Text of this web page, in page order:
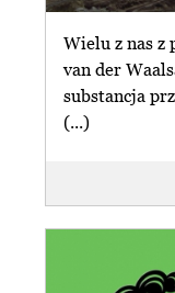
Wielu z nas z
van der
substancja
(...)